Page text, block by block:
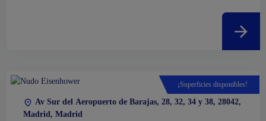
¡Superficies disponibles!
Madrid, Madrid